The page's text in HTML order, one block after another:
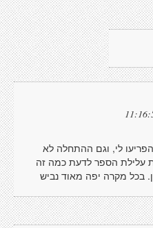
לי, וגם ההתחלה לא
עלילת הספר לדעת כמה זה
בכל מקרה יפה מאוד נביש